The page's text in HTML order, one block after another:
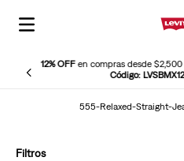
12% OFFen compras desde
Código: LVSBMX12
555-Relaxed-Straight-
Filtros